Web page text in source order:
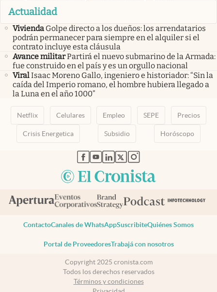
Actualidad
Vivienda Golpe directo a los dueños: los arrendatarios
podrán permanecer para siempre en el alquiler si el
contrato incluye esta cláusula
Avance militarPartirá el nuevo submarino de la Armada:
fue construido en el país y es un orgullo nacional
ViralIsaac Moreno Gallo, ingeniero e historiador: “Sin la
caída del Imperio romano, el hombre hubiera llegado a
la Luna en el año 1000”
Netflix Celulares Empleo SEPE Precios
Crisis Energetica Subsidio Horóscopo
abre en nueva pestaña
abre en nueva pestaña
abre en nueva pestaña
abre en nueva pestaña
abre en nueva pestaña
ContactoCanales de WhatsAppSuscribiteQuiénes Somos
Portal de ProveedoresTrabajá con nosotros
Copyright 2025 cronista.com
Todos los derechos reservados
Términos y condiciones